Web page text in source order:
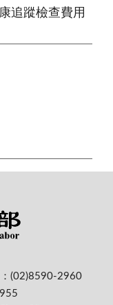
追蹤檢查費用
(02)8590-2960